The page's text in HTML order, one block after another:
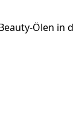
Ölen in